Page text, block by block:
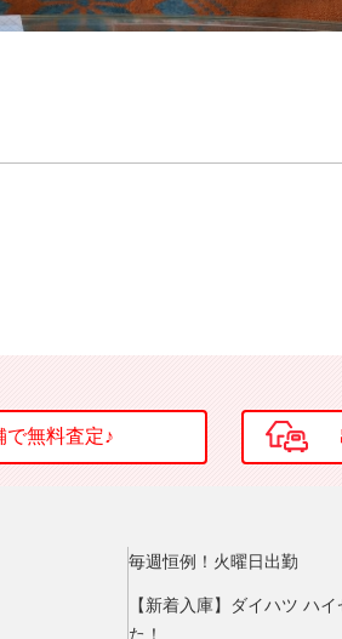
毎週恒例！火曜日出勤
【新着入庫】ダイハツ ハ
た！